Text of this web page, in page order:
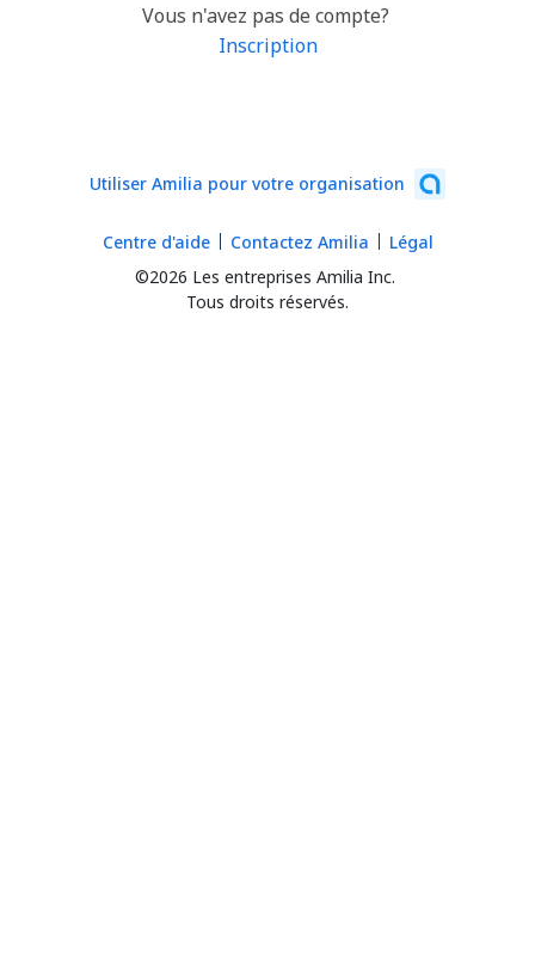
Vous n'avez pas de compte?
Inscription
Utiliser Amilia pour votre organisation
©2026 Les entreprises Amilia Inc.
Tous droits réservés.
Centre d'aide Contactez Amilia Légal